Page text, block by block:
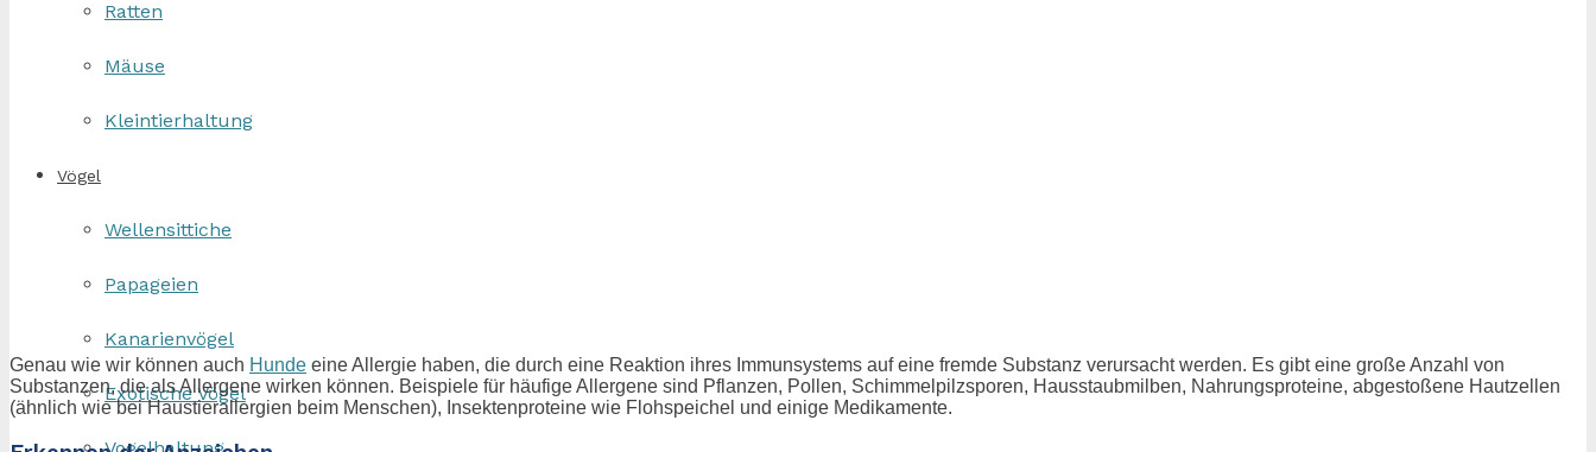
Ratten
Mäuse
Kleintierhaltung
Vögel
Wellensittiche
Papageien
Kanarienvögel
Exotische Vögel
Genau wie wir können auch Hunde eine Allergie haben, die durch eine Reaktion ihres Immunsystems auf eine fremde Substanz verursacht werden. Es gibt eine große Anzahl von
Substanzen, die als Allergene wirken können. Beispiele für häufige Allergene sind Pflanzen, Pollen, Schimmelpilzsporen, Hausstaubmilben, Nahrungsproteine, abgestoßene Hautzellen
(ähnlich wie bei Haustierallergien beim Menschen), Insektenproteine wie Flohspeichel und einige Medikamente.